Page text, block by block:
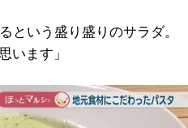
という盛り盛りのサラダ。
います」